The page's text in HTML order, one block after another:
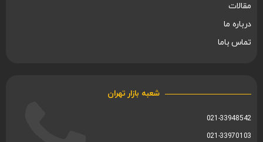
مقالات
درباره ما
تماس باما
شعبه بازار تهران
021-33948542
021-33970103